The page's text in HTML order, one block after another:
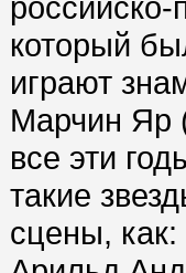
который
играют
Марчин Яр
все эти
такие
сцены,